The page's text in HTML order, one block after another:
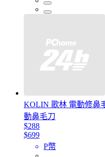
KOLIN 歌林 電動修鼻
動鼻毛刀
$288
$699
P幣